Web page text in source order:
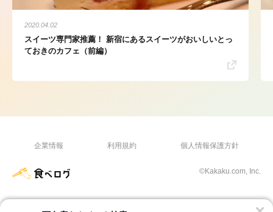
2020.04.02
スイーツ専門家推薦！ 新宿にあるスイーツがおいしいとっ
ておきのカフェ（前編）
企業情報 利用規約 個人情報保護方針
©Kakaku.com, Inc.